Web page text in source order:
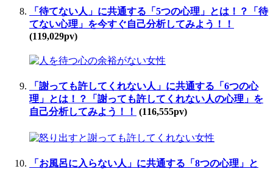
「待てない人」に共通する「5つの心理」とは！？「待
てない心理」を今すぐ自己分析してみよう！！
(119,029pv)
「謝っても許してくれない人」に共通する「6つの心
理」とは！？「謝っても許してくれない人の心理」を
自己分析してみよう！！ (116,555pv)
「お風呂に入らない人」に共通する「8つの心理」と